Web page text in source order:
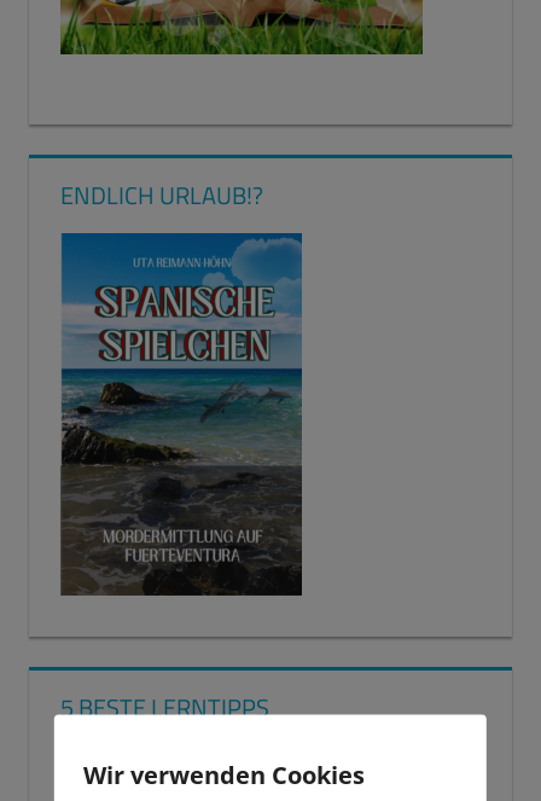
ENDLICH URLAUB!?
5 BESTE LERNTIPPS
Video-
Wir verwenden Cookies